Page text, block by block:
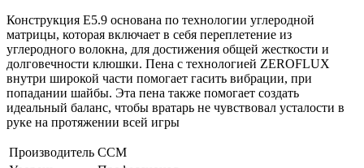
Конструкция E5.9 основана по технологии углеродной
матрицы, которая включает в себя переплетение из
углеродного волокна, для достижения общей жесткости и
долговечности клюшки. Пена с технологией ZEROFLUX
внутри широкой части помогает гасить вибрации, при
попадании шайбы. Эта пена также помогает создать
идеальный баланс, чтобы вратарь не чувствовал усталости в
руке на протяжении всей игры
Производитель CCM